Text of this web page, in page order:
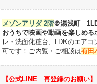
メゾンアリダ 2階＠湯浅町
おうちで映画や動画を楽しめ
レ・洗面化粧台、LDKのエアコ
可です！ご内覧・ご相談は有田
【公式LINE 再登録のお願い】